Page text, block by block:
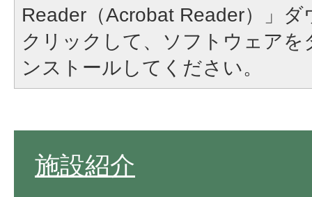
Reader（Acrobat Reader）」
クリックして、ソフトウェア
ンストールしてください。
施設紹介